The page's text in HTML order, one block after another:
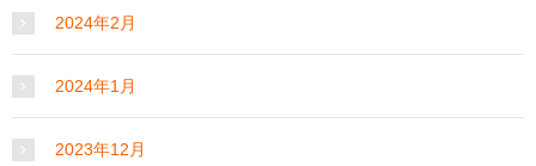
2024年2月
2024年1月
2023年12月